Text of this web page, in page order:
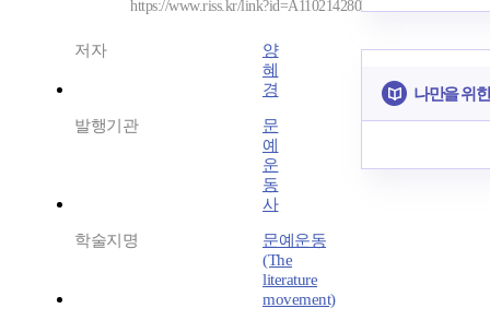
https://www.riss.kr/link?id=A110214280
저자
양
혜
경
발행기관
문
예
운
동
사
학술지명
문예운동
(The
literature
movement)
나만을 위